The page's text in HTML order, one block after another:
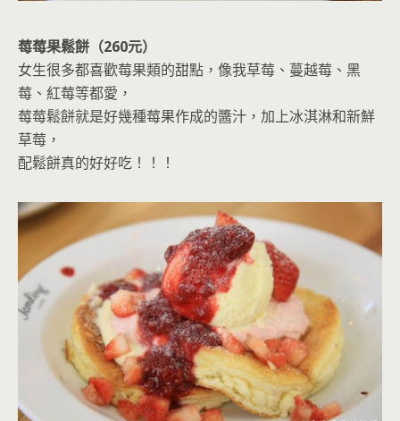
莓莓果鬆餅（260元）
女生很多都喜歡莓果類的甜點，像我草莓、蔓越莓、黑
莓、紅莓等都愛，
莓莓鬆餅就是好幾種莓果作成的醬汁，加上冰淇淋和新鮮
草莓，
配鬆餅真的好好吃！！！